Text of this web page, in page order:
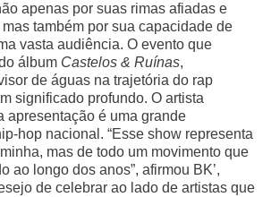
apenas por suas rimas afiadas e
mas também por sua capacidade de
vasta audiência. O evento que
álbum Castelos & Ruínas,
de águas na trajetória do rap
significado profundo. O artista
apresentação é uma grande
hop nacional. “Esse show representa
mas de todo um movimento que
ao longo dos anos”, afirmou BK’,
de celebrar ao lado de artistas que